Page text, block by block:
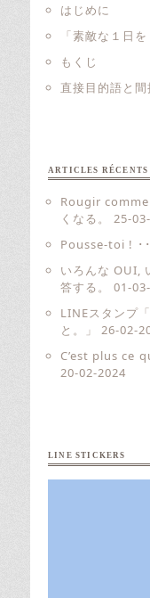
はじめに
「素敵な１日を
もくじ
直接目的語と
ARTICLES RÉCENTS
Rougir
くなる。
25-
Pousse-toi ! ･･
いろんな OUI,
答する。
01-
LINEスタンプ
と。」
26-02-
C’est plus ce
20-02-2024
LINE STICKERS